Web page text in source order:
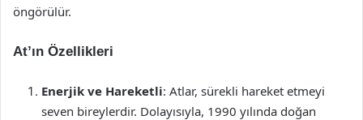
öngörülür.
At’ın Özellikleri
Enerjik ve Hareketli: Atlar, sürekli hareket etmeyi
seven bireylerdir. Dolayısıyla, 1990 yılında doğan